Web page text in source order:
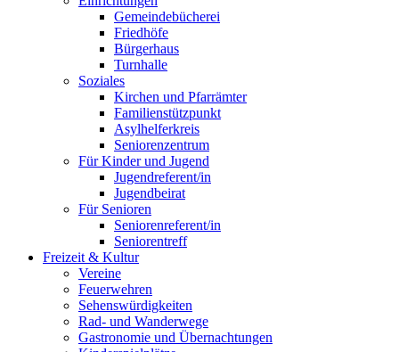
Gemeindebücherei
Friedhöfe
Bürgerhaus
Turnhalle
Soziales
Kirchen und Pfarrämter
Familienstützpunkt
Asylhelferkreis
Seniorenzentrum
Für Kinder und Jugend
Jugendreferent/in
Jugendbeirat
Für Senioren
Seniorenreferent/in
Seniorentreff
Freizeit & Kultur
Vereine
Feuerwehren
Sehenswürdigkeiten
Rad- und Wanderwege
Gastronomie und Übernachtungen